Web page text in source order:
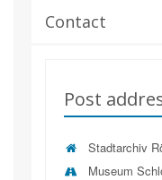
Contact
Post
Stadtarchiv
Museum